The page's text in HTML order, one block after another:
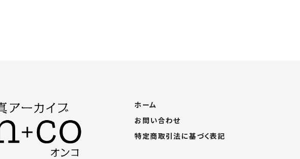
ホーム
お問い合わせ
特定商取引法に基づく表記